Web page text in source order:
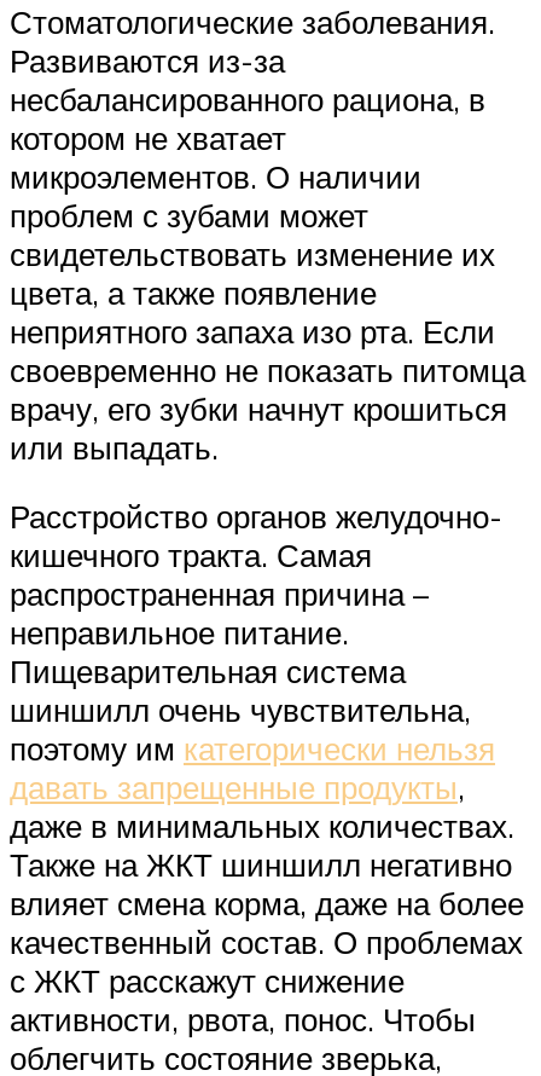
Стоматологические заболевания.
Развиваются из-за
несбалансированного рациона, в
котором не хватает
микроэлементов. О наличии
проблем с зубами может
свидетельствовать изменение их
цвета, а также появление
неприятного запаха изо рта. Если
своевременно не показать питомца
врачу, его зубки начнут крошиться
или выпадать.
Расстройство органов желудочно-
кишечного тракта. Самая
распространенная причина –
неправильное питание.
Пищеварительная система
шиншилл очень чувствительна,
поэтому им категорически нельзя
давать запрещенные продукты,
даже в минимальных количествах.
Также на ЖКТ шиншилл негативно
влияет смена корма, даже на более
качественный состав. О проблемах
с ЖКТ расскажут снижение
активности, рвота, понос. Чтобы
облегчить состояние зверька,